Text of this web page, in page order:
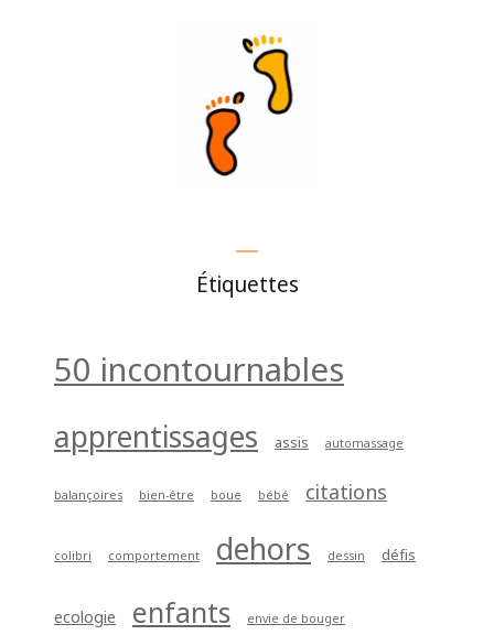
Étiquettes
50 incontournables
apprentissages assis automassage
balançoires bien-être boue bébé citations
colibri comportement dehors dessin défis
ecologie enfants envie de bouger